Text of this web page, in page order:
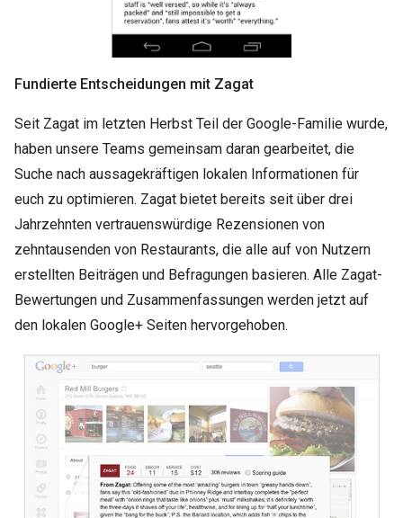
Fundierte Entscheidungen mit Zagat
Seit Zagat im letzten Herbst Teil der Google-Familie wurde,
haben unsere Teams gemeinsam daran gearbeitet, die
Suche nach aussagekräftigen lokalen Informationen für
euch zu optimieren. Zagat bietet bereits seit über drei
Jahrzehnten vertrauenswürdige Rezensionen von
zehntausenden von Restaurants, die alle auf von Nutzern
erstellten Beiträgen und Befragungen basieren. Alle Zagat-
Bewertungen und Zusammenfassungen werden jetzt auf
den lokalen Google+ Seiten hervorgehoben.